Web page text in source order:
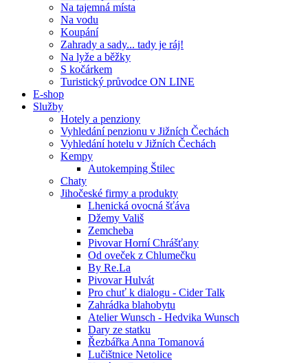
Na tajemná místa
Na vodu
Koupání
Zahrady a sady... tady je ráj!
Na lyže a běžky
S kočárkem
Turistický průvodce ON LINE
E-shop
Služby
Hotely a penziony
Vyhledání penzionu v Jižních Čechách
Vyhledání hotelu v Jižních Čechách
Kempy
Autokemping Štilec
Chaty
Jihočeské firmy a produkty
Lhenická ovocná šťáva
Džemy Vališ
Zemcheba
Pivovar Horní Chrášťany
Od oveček z Chlumečku
By Re.La
Pivovar Hulvát
Pro chuť k dialogu - Cider Talk
Zahrádka blahobytu
Atelier Wunsch - Hedvika Wunsch
Dary ze statku
Řezbářka Anna Tomanová
Lučištnice Netolice